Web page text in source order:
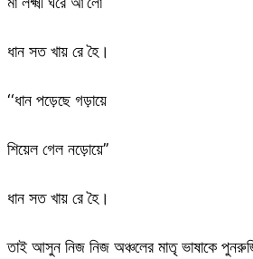
ধান সত খায় রে হৈ।
‘‘ধান পড়েছে গড়ায়ে
শিয়েল গেল নড়োয়ে’’
ধান সত খায় রে হৈ।
তাই আসুন নিজ নিজ অঞ্চলের মাতৃ ভাষাকে